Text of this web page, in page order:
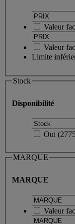
Valeur
Valeur
Limite
Stock
Disponibilité
Oui (
MARQUE
MARQUE
Valeur